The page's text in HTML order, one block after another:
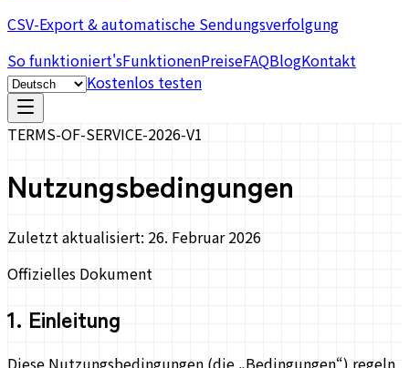
CSV-Export & automatische Sendungsverfolgung
So funktioniert'sFunktionenPreiseFAQBlogKontakt
Kostenlos testen
TERMS-OF-SERVICE-2026-V1
Nutzungsbedingungen
Zuletzt aktualisiert: 26. Februar 2026
Offizielles Dokument
1. Einleitung
Diese Nutzungsbedingungen (die „Bedingungen“) regeln